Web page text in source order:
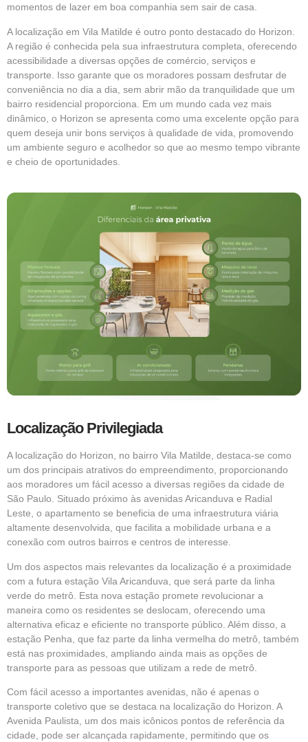
momentos de lazer em boa companhia sem sair de casa.
A localização em Vila Matilde é outro ponto destacado do Horizon.
A região é conhecida pela sua infraestrutura completa, oferecendo
acessibilidade a diversas opções de comércio, serviços e
transporte. Isso garante que os moradores possam desfrutar de
conveniência no dia a dia, sem abrir mão da tranquilidade que um
bairro residencial proporciona. Em um mundo cada vez mais
dinâmico, o Horizon se apresenta como uma excelente opção para
quem deseja unir bons serviços à qualidade de vida, promovendo
um ambiente seguro e acolhedor so que ao mesmo tempo vibrante
e cheio de oportunidades.
Localização Privilegiada
A localização do Horizon, no bairro Vila Matilde, destaca-se como
um dos principais atrativos do empreendimento, proporcionando
aos moradores um fácil acesso a diversas regiões da cidade de
São Paulo. Situado próximo às avenidas Aricanduva e Radial
Leste, o apartamento se beneficia de uma infraestrutura viária
altamente desenvolvida, que facilita a mobilidade urbana e a
conexão com outros bairros e centros de interesse.
Um dos aspectos mais relevantes da localização é a proximidade
com a futura estação Vila Aricanduva, que será parte da linha
verde do metrô. Esta nova estação promete revolucionar a
maneira como os residentes se deslocam, oferecendo uma
alternativa eficaz e eficiente no transporte público. Além disso, a
estação Penha, que faz parte da linha vermelha do metrô, também
está nas proximidades, ampliando ainda mais as opções de
transporte para as pessoas que utilizam a rede de metrô.
Com fácil acesso a importantes avenidas, não é apenas o
transporte coletivo que se destaca na localização do Horizon. A
Avenida Paulista, um dos mais icônicos pontos de referência da
cidade, pode ser alcançada rapidamente, permitindo que os